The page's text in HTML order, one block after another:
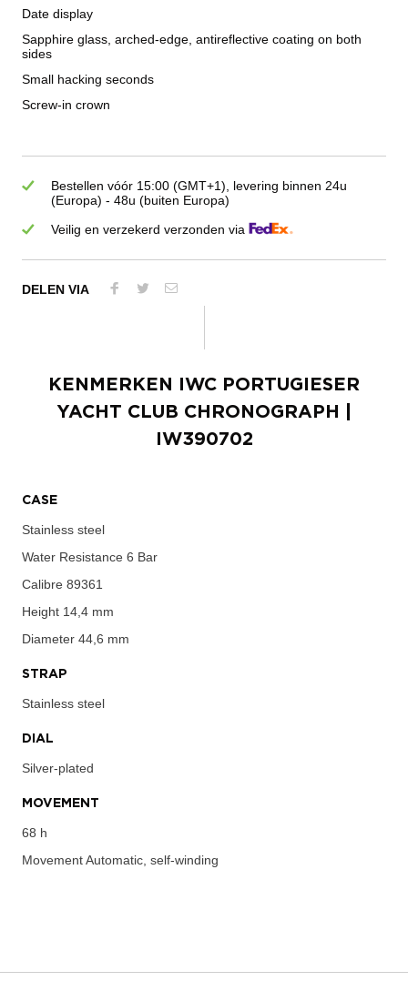
Date display
Sapphire glass, arched-edge, antireflective coating on both
sides
Small hacking seconds
Screw-in crown
Bestellen vóór 15:00 (GMT+1), levering binnen 24u
(Europa) - 48u (buiten Europa)
Veilig en verzekerd verzonden via
DELEN VIA
KENMERKEN
IWC PORTUGIESER
YACHT CLUB CHRONOGRAPH
IW390702
CASE
Stainless steel
Water Resistance 6 Bar
Calibre 89361
Height 14,4 mm
Diameter 44,6 mm
STRAP
Stainless steel
DIAL
Silver-plated
MOVEMENT
68 h
MovementAutomatic, self-winding